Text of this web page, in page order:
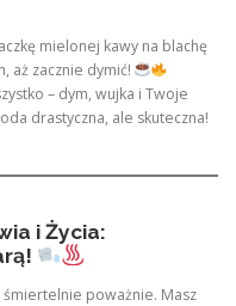
mielonej kawy na blachę
aż zacznie dymić!
– dym, wujka i Twoje
drastyczna, ale skuteczna!
i Życia:
śmiertelnie poważnie. Masz